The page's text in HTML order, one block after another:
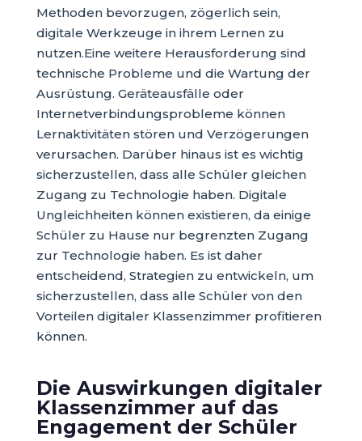
Methoden bevorzugen, zögerlich sein,
digitale Werkzeuge in ihrem Lernen zu
nutzen.Eine weitere Herausforderung sind
technische Probleme und die Wartung der
Ausrüstung. Geräteausfälle oder
Internetverbindungsprobleme können
Lernaktivitäten stören und Verzögerungen
verursachen. Darüber hinaus ist es wichtig
sicherzustellen, dass alle Schüler gleichen
Zugang zu Technologie haben. Digitale
Ungleichheiten können existieren, da einige
Schüler zu Hause nur begrenzten Zugang
zur Technologie haben. Es ist daher
entscheidend, Strategien zu entwickeln, um
sicherzustellen, dass alle Schüler von den
Vorteilen digitaler Klassenzimmer profitieren
können.
Die Auswirkungen digitaler
Klassenzimmer auf das
Engagement der Schüler